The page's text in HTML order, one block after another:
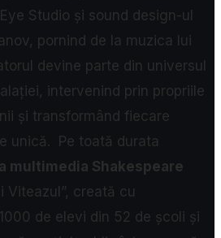
Studio și sound design-ul
pornind de la muzica lui
devine parte din universul
intervenind prin propriile
și transformând fiecare
unică.
Pe toată durata
multimedia Shakespeare
Viteazul”, creată cu
de elevi din 52 de școli și